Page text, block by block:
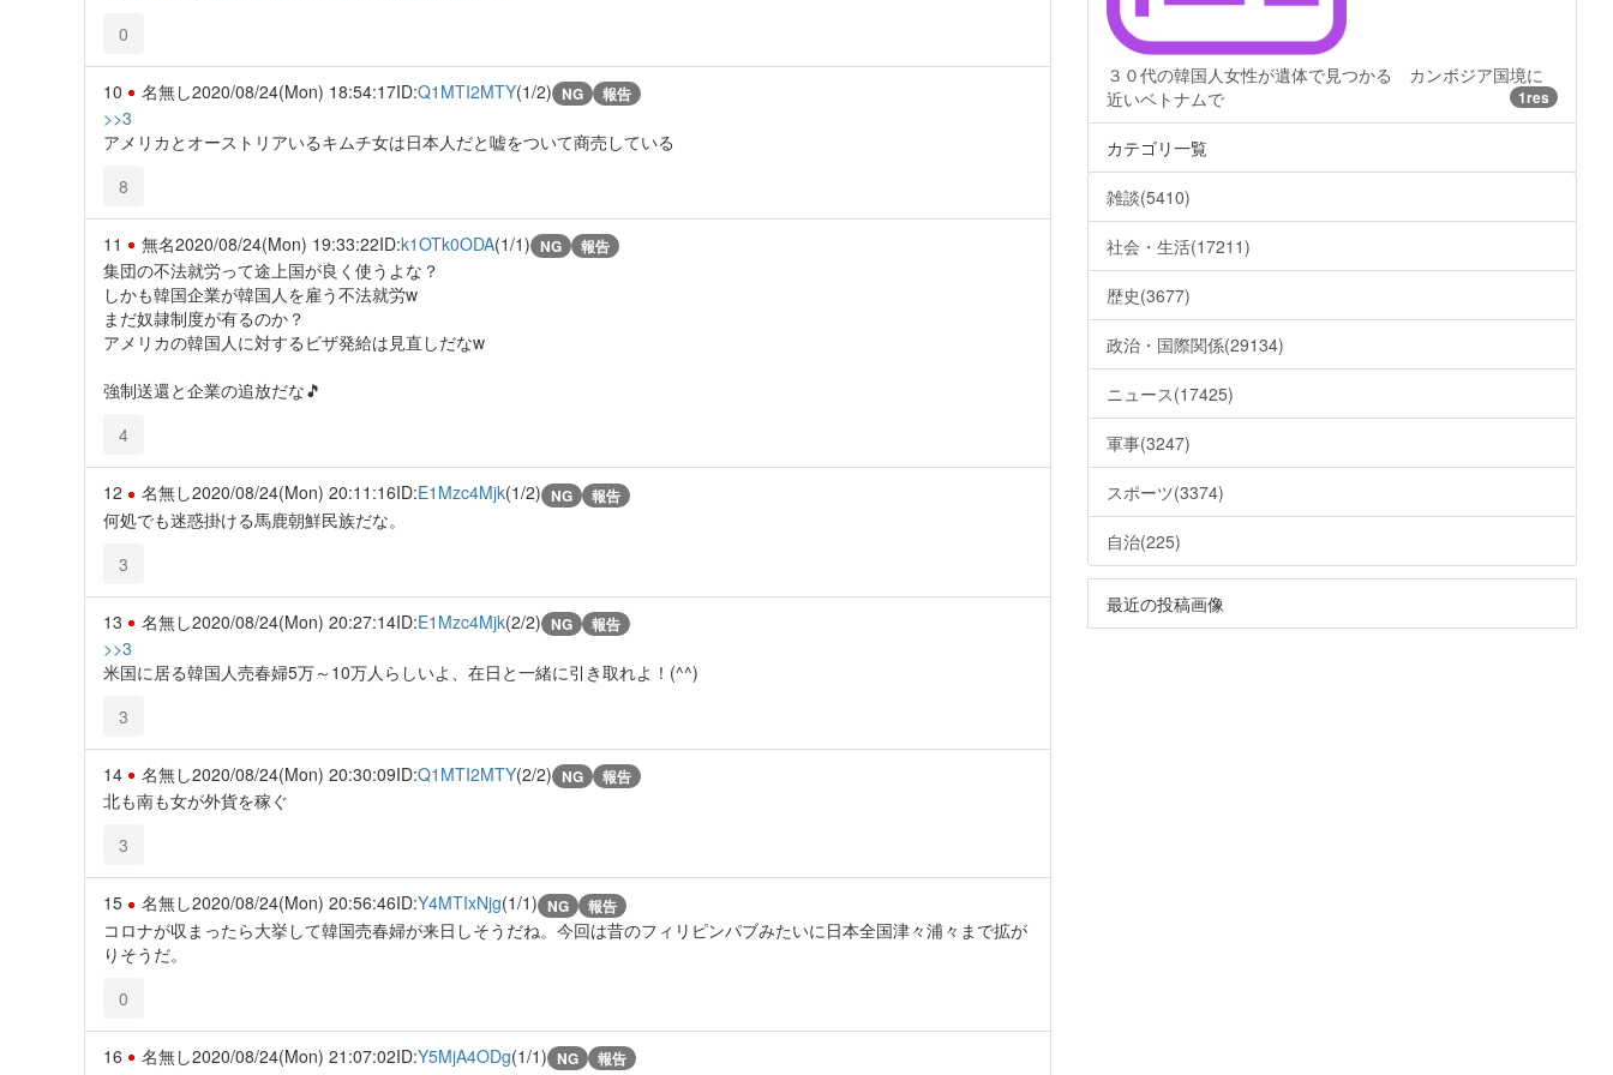
0
10 名無し2020/08/24(Mon) 18:54:17ID:Q1MTI2MTY(1/2) NG 報告
>>3
アメリカとオーストリアいるキムチ女は日本人だと嘘をついて商売している
8
11 無名2020/08/24(Mon) 19:33:22ID:k1OTk0ODA(1/1) NG 報告
集団の不法就労って途上国が良く使うよな？
しかも韓国企業が韓国人を雇う不法就労w
まだ奴隷制度が有るのか？
アメリカの韓国人に対するビザ発給は見直しだなw
強制送還と企業の追放だな🎵
4
12 名無し2020/08/24(Mon) 20:11:16ID:E1Mzc4Mjk(1/2) NG 報告
何処でも迷惑掛ける馬鹿朝鮮民族だな。
3
13 名無し2020/08/24(Mon) 20:27:14ID:E1Mzc4Mjk(2/2) NG 報告
>>3
米国に居る韓国人売春婦5万～10万人らしいよ、在日と一緒に引き取れよ！(^^)
3
14 名無し2020/08/24(Mon) 20:30:09ID:Q1MTI2MTY(2/2) NG 報告
北も南も女が外貨を稼ぐ
3
15 名無し2020/08/24(Mon) 20:56:46ID:Y4MTIxNjg(1/1) NG 報告
コロナが収まったら大挙して韓国売春婦が来日しそうだね。今回は昔のフィリピンパブみたいに日本全国津々浦々まで拡が
りそうだ。
0
16 名無し2020/08/24(Mon) 21:07:02ID:Y5MjA4ODg(1/1) NG 報告
３０代の韓国人女性が遺体で見つかる カンボジア国境に
近いベトナムで
1res
カテゴリ一覧
雑談(5410)
社会・生活(17211)
歴史(3677)
政治・国際関係(29134)
ニュース(17425)
軍事(3247)
スポーツ(3374)
自治(225)
最近の投稿画像